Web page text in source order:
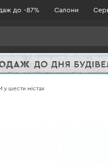
до -87% Салони
у шести містах